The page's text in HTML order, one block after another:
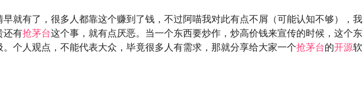
早就有了，很多人都靠这个赚到了钱，不过阿喵我对此有点不屑（可能认知不够），我
还有抢茅台这个事，就有点厌恶。当一个东西要炒作，炒高价钱来宣传的时候，这个东
个人观点，不能代表大众，毕竟很多人有需求，那就分享给大家一个抢茅台的开源软